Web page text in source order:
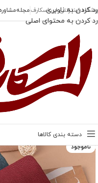
رد کردن به ناوبری
رد کردن به محتوای اصلی
اینترنتی لی اسکارفمجلهمشاوره
دسته بندی کالاها
شال موهر تخفیفی
-47%
ناموجود